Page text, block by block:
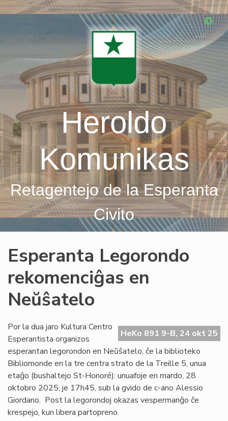
Skip
Heroldo
Komunikas
Retagentejo de la Esperanta
Civito
Esperanta Legorondo
rekomenciĝas en
Neŭŝatelo
HeKo 891 9-B, 24 okt 25
Por la dua jaro Kultura Centro
Esperantista organizos
esperantan legorondon en Neŭŝatelo, ĉe la biblioteko
Bibliomonde en la tre centra strato de la Treille 5, unua
etaĝo (bushaltejo St-Honoré): unuafoje en mardo, 28
oktobro 2025, je 17h45, sub la gvido de c-ano Alessio
Giordano. Post la legorondoj okazas vespermanĝo ĉe
krespejo, kun libera partopreno.